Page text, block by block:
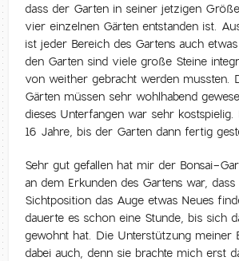
dass der Garten in seiner jetzigen
vier einzelnen Gärten entstanden ist.
ist jeder Bereich des Gartens auch
den Garten sind viele große Steine
von weither gebracht werden mussten.
Gärten müssen sehr wohlhabend
dieses Unterfangen war sehr
16 Jahre, bis der Garten dann fertig
Sehr gut gefallen hat mir der Bonsai-
an dem Erkunden des Gartens war,
Sichtposition das Auge etwas Neues
dauerte es schon eine Stunde, bis sich
gewohnt hat. Die Unterstützung meiner
dabei auch, denn sie brachte mich erst